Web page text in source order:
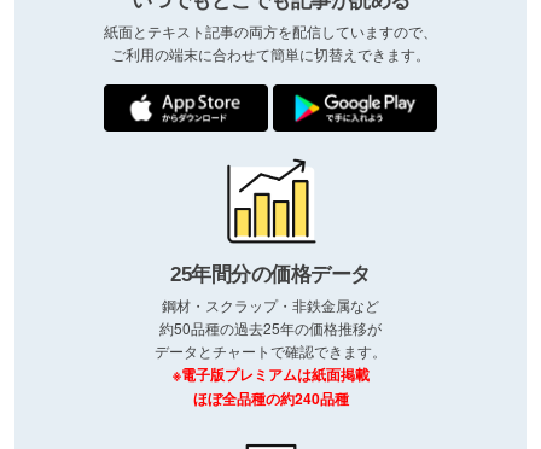
紙面とテキスト記事の両方を配信していますので、
ご利用の端末に合わせて簡単に切替えできます。
25年間分の価格データ
鋼材・スクラップ・非鉄金属など
約50品種の過去25年の価格推移が
データとチャートで確認できます。
※電子版プレミアムは紙面掲載
ほぼ全品種の約240品種